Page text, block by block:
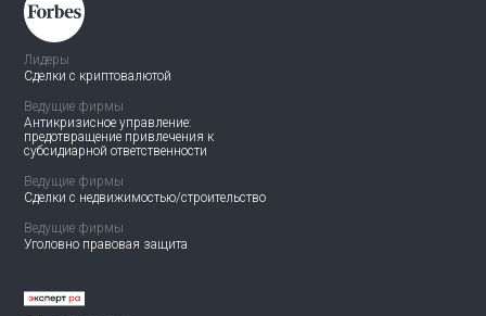
Лидеры
Сделки с криптовалютой
Ведущие фирмы
Антикризисное управление:
предотвращение привлечения к
субсидиарной ответственности
Ведущие фирмы
Сделки с недвижимостью/строительство
Ведущие фирмы
Уголовно правовая защита